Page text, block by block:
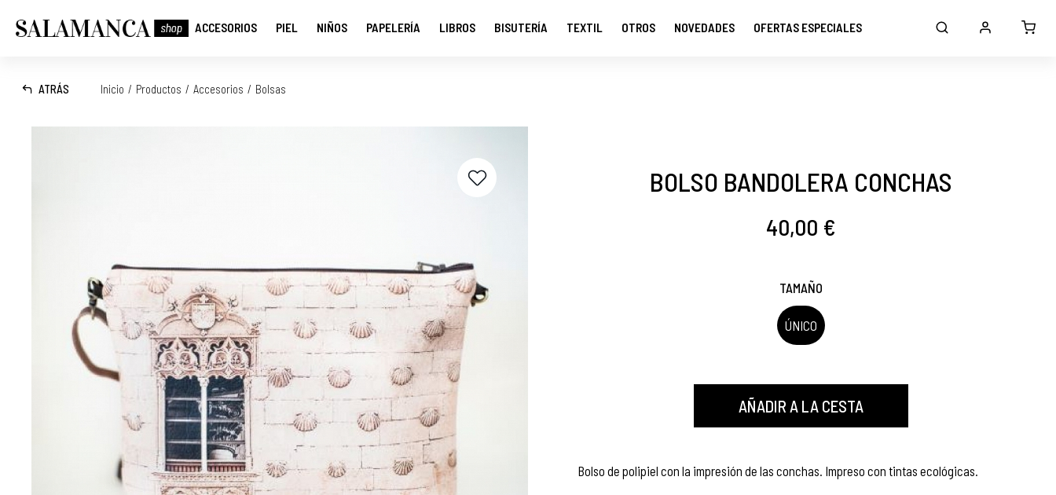
ACCESORIOS PIEL NIÑOS PAPELERÍA LIBROS BISUTERÍA TEXTIL OTROS NOVEDADES OFERTAS ESPECIALES
ATRÁS Inicio / Productos / Accesorios / Bolsas
BOLSO BANDOLERA CONCHAS
40,00 €
TAMAÑO
ÚNICO
AÑADIR A LA CESTA
Bolso de polipiel con la impresión de las conchas. Impreso con tintas ecológicas.